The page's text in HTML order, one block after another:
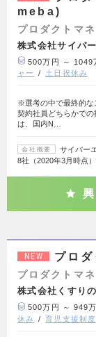
meba)
プロダクトマ
株式会社サイバ
500万円 ～ 1049
ャー
土日祝休み
※選考の中で最終的な
契約社員どちらかで
は、国内N…
会社概要
サイバー
8社（2020年3月時点
NEW プロ
プロダクトマ
株式会社くすり
500万円 ～ 949
休み
育児支援制度